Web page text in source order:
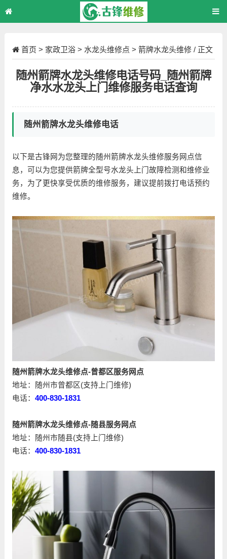
首页 > 家政卫浴> 水龙头维修点 > 箭牌水龙头维修/ 正文
随州箭牌水龙头维修电话号码_随州箭牌
净水水龙头上门维修服务电话查询
随州箭牌水龙头维修电话
以下是古锋网为您整理的随州箭牌水龙头维修服务网点信
息，可以为您提供箭牌全型号水龙头上门故障检测和维修业
务，为了更快享受优质的维修服务，建议提前拨打电话预约
维修。
随州箭牌水龙头维修点-曾都区服务网点
地址：随州市曾都区(支持上门维修)
电话： 400-830-1831
随州箭牌水龙头维修点-随县服务网点
地址：随州市随县(支持上门维修)
电话： 400-830-1831